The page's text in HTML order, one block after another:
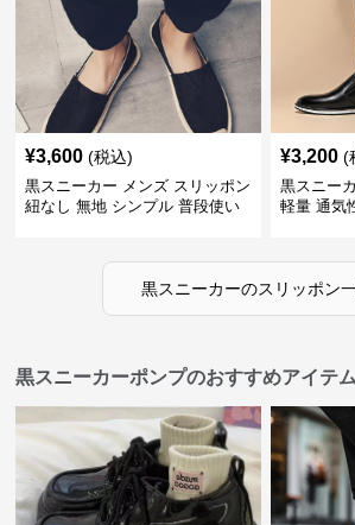
¥3,600 (税込)
黒スニーカー メンズ スリッポン
紐なし 無地 シンプル 普段使い
¥3,200 (
黒スニー
軽量 通気
黒スニーカーのスリッポン
黒スニーカーポンプのおすすめアイテム